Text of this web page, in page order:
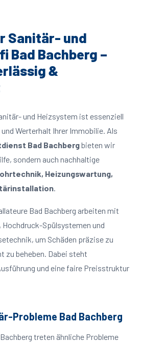
Sanitär- und
Bad Bachberg –
&
und Heizsystem ist essenziell
Werterhalt Ihrer Immobilie. Als
Bad Bachbergbieten wir
sondern auch nachhaltige
Heizungswartung,
.
Bad Bachberg arbeiten mit
Spülsystemen und
um Schäden präzise zu
zu beheben. Dabei steht
und eine faire Preisstruktur
Probleme Bad Bachberg
treten ähnliche Probleme